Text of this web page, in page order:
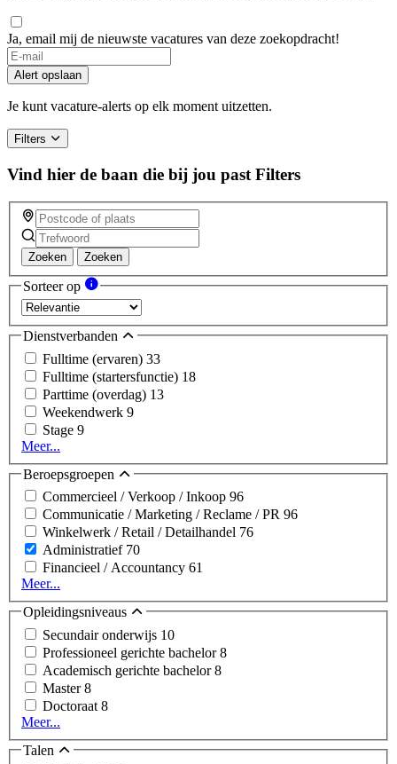
Ja, email mij de nieuwste vacatures van deze zoekopdracht!
Alert opslaan
Je kunt vacature-alerts op elk moment uitzetten.
Filters
Vind hier de baan die bij jou past Filters
Zoeken Zoeken
Sorteer op
Dienstverbanden
Fulltime (ervaren) 33
Fulltime (startersfunctie) 18
Parttime (overdag) 13
Weekendwerk 9
Stage 9
Meer...
Beroepsgroepen
Commercieel / Verkoop / Inkoop 96
Communicatie / Marketing / Reclame / PR 96
Winkelwerk / Retail / Detailhandel 76
Administratief 70
Financieel / Accountancy 61
Meer...
Opleidingsniveaus
Secundair onderwijs 10
Professioneel gerichte bachelor8
Academisch gerichte bachelor8
Master8
Doctoraat 8
Meer...
Talen